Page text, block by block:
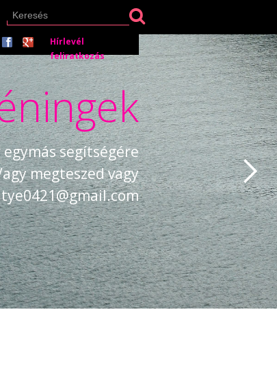
Hírlevél
feliratkozás
segítségére
megteszed vagy